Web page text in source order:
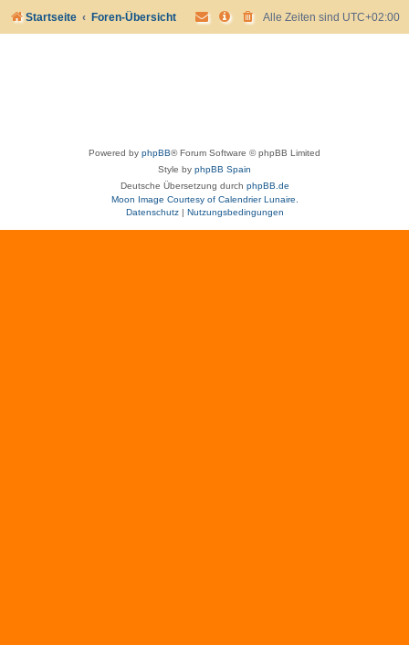
Startseite Foren-Übersicht Alle Zeiten sind UTC+02:00
Powered by phpBB® Forum Software © phpBB Limited
Style by phpBB Spain
Deutsche Übersetzung durch phpBB.de
Moon Image Courtesy of Calendrier Lunaire.
Datenschutz| Nutzungsbedingungen